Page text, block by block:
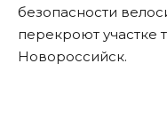
безопасности
перекроют
Новороссийск.